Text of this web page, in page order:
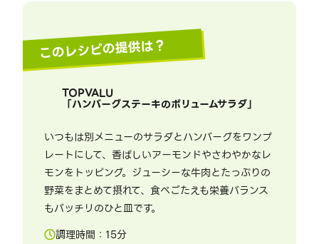
このレシピの提供は？
TOPVALU
「ハンバーグステーキのボリュームサラダ」
いつもは別メニューのサラダとハンバーグをワンプ
レートにして、香ばしいアーモンドやさわやかなレ
モンをトッピング。ジューシーな牛肉とたっぷりの
野菜をまとめて摂れて、食べごたえも栄養バランス
もバッチリのひと皿です。
調理時間： 15分